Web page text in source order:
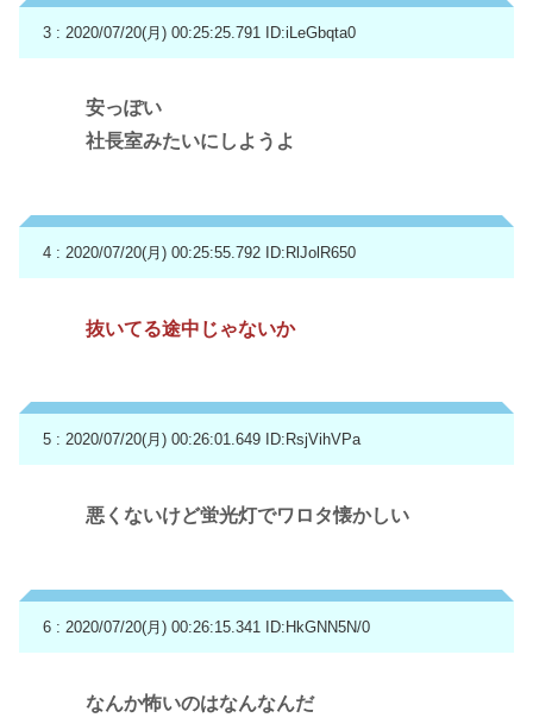
3 : 2020/07/20(月) 00:25:25.791 ID:iLeGbqta0
安っぽい
社長室みたいにしようよ
4 : 2020/07/20(月) 00:25:55.792 ID:RlJolR650
抜いてる途中じゃないか
5 : 2020/07/20(月) 00:26:01.649 ID:RsjVihVPa
悪くないけど蛍光灯でワロタ懐かしい
6 : 2020/07/20(月) 00:26:15.341 ID:HkGNN5N/0
なんか怖いのはなんなんだ